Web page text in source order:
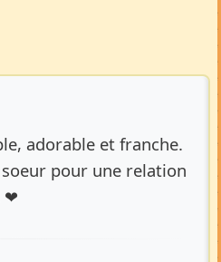
adorable et franche.
soeur pour une relation
❤